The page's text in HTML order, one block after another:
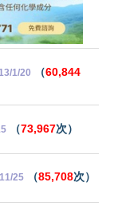
1/20 （60,844
（73,967次）
25 （85,708次）